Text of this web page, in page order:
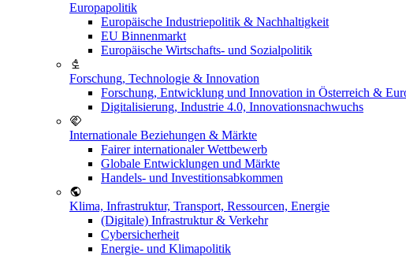
Europapolitik
Europäische Industriepolitik & Nachhaltigkeit
EU Binnenmarkt
Europäische Wirtschafts- und Sozialpolitik
Forschung, Technologie & Innovation
Forschung, Entwicklung und Innovation in Österreich &
Digitalisierung, Industrie 4.0, Innovationsnachwuchs
Internationale Beziehungen & Märkte
Fairer internationaler Wettbewerb
Globale Entwicklungen und Märkte
Handels- und Investitionsabkommen
Klima, Infrastruktur, Transport, Ressourcen, Energie
(Digitale) Infrastruktur & Verkehr
Cybersicherheit
Energie- und Klimapolitik